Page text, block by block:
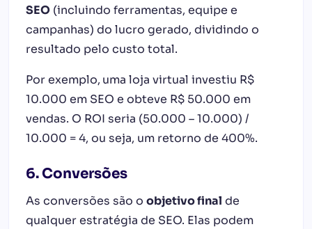
SEO (incluindo ferramentas, equipe e
campanhas) do lucro gerado, dividindo o
resultado pelo custo total.
Por exemplo, uma loja virtual investiu R$
10.000 em SEO e obteve R$ 50.000 em
vendas. O ROI seria (50.000 – 10.000) /
10.000 = 4, ou seja, um retorno de 400%.
6. Conversões
As conversões são o objetivo final de
qualquer estratégia de SEO. Elas podem